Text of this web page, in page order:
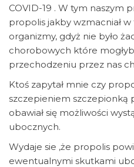
COVID-19 . W tym naszym
propolis jakby wzmacniał w
organizmy, gdyż nie było
chorobowych które
przechodzeniu przez nas
Ktoś zapytał mnie czy
szczepieniem szczepionką
obawiał się możliwości
ubocznych.
Wydaje sie ,że propolis
ewentualnymi skutkami